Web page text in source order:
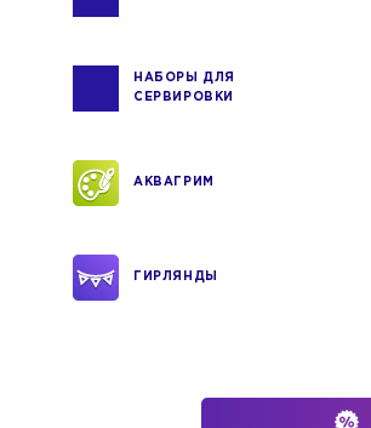
НАБОРЫ ДЛЯ
СЕРВИРОВКИ
АКВАГРИМ
ГИРЛЯНДЫ